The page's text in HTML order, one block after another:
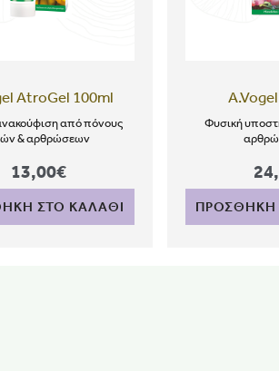
AtroGel 100ml
από πόνους
& αρθρώσεων
13,00€
ΣΤΟ ΚΑΛΑΘΙ
Φυσική
ΠΡΟΣΘΗΚΗ